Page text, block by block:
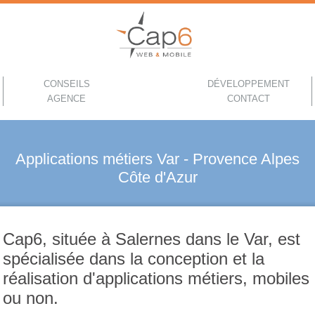
CONSEILS
DÉVELOPPEMENT
AGENCE
CONTACT
Applications métiers Var - Provence Alpes
Côte d'Azur
Cap6, située à Salernes dans le Var, est
spécialisée dans la conception et la
réalisation d'applications métiers, mobiles
ou non.